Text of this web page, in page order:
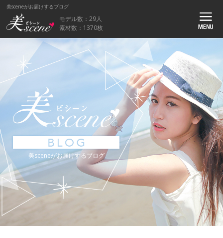
美sceneがお届けするブログ
モデル数：29人
素材数：1370枚
美sceneがお届けするブログ